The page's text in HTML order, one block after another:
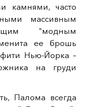
камнями, часто
массивным
"модным
ее брошь
Нью-Йорка –
на груди
Палома всегда